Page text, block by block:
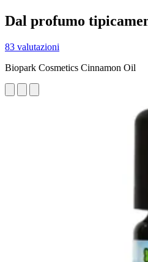
Dal profumo
83 valutazioni
Biopark Cosmetics Cinnamon Oil